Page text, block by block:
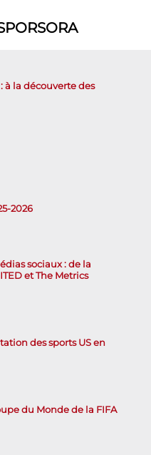
à la découverte des
2026
sociaux : de la
et The Metrics
des sports US en
du Monde de la FIFA